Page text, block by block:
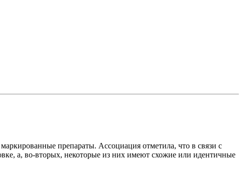
препараты. Ассоциация отметила, что в связи с
а, во-вторых, некоторые из них имеют схожие или идентичные